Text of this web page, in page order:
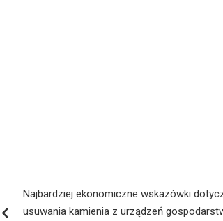
wpisuNajbardziej ekonomiczne wskazówki
usuwania kamienia z urządzeń